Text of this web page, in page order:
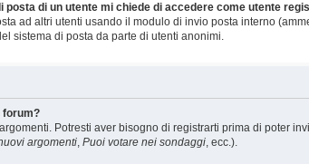
posta di un utente mi chiede di accedere come utente
ad altri utenti usando il modulo di invio posta interno
sistema di posta da parte di utenti anonimi.
forum?
Potresti aver bisogno di registrarti prima di poter
argomenti,Puoi votare nei sondaggi, ecc.).